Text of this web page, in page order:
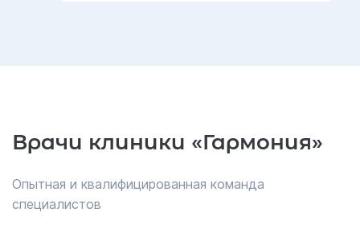
Врачи клиники «Гармония»
Опытная и квалифицированная команда
специалистов